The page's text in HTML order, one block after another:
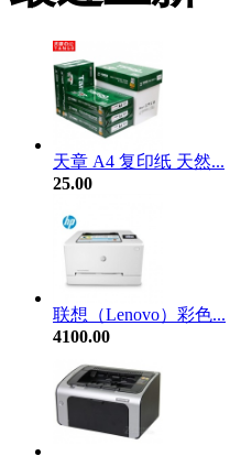
天章 A4 复印纸 天然...
25.00
联想（Lenovo）彩色...
4100.00